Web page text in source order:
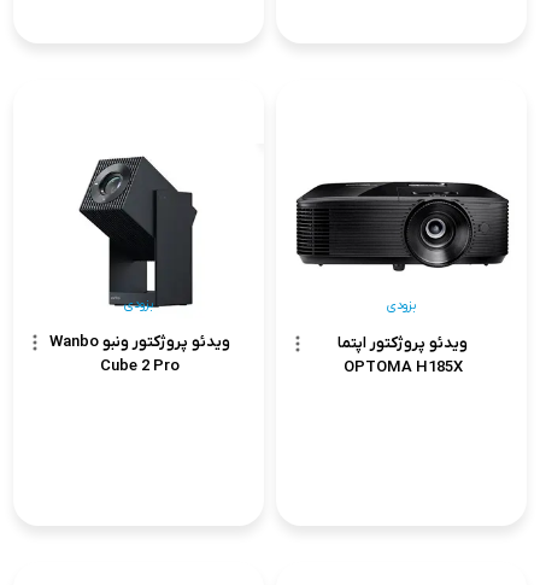
ویدئو پروژکتور اپتما
OPTOMA H185X
بزودی
ویدئو پروژکتور ونبو Wanbo
Cube 2 Pro
بزودی